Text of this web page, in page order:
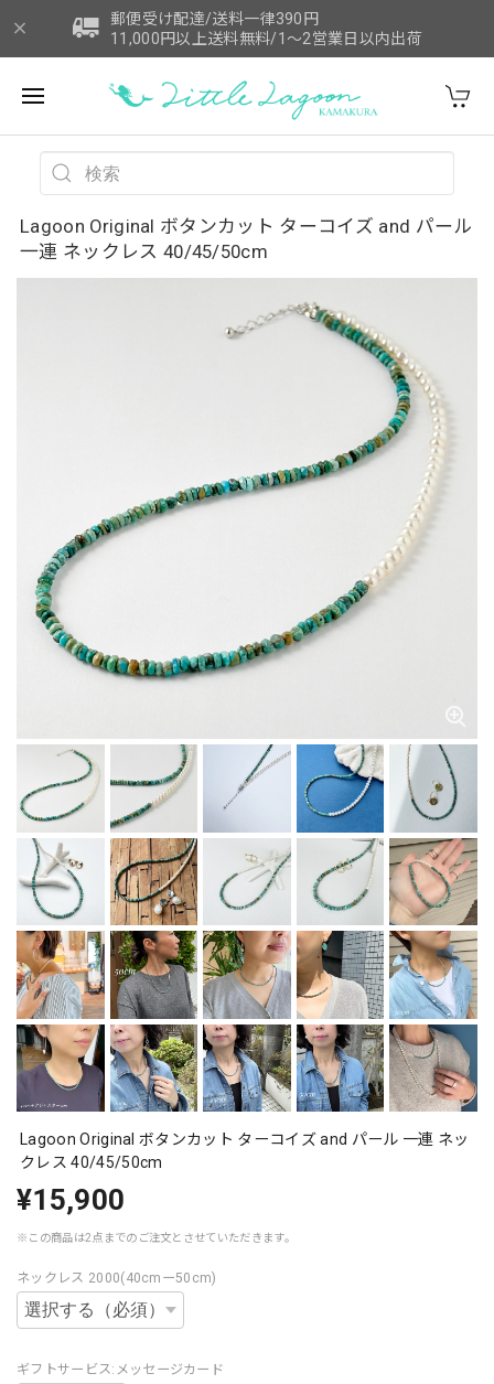
郵便受け配達/送料一律390円
11,000円以上送料無料/1～2営業日以内出荷
Lagoon Original ボタンカット ターコイズ and パール
一連 ネックレス 40/45/50cm
Lagoon Original ボタンカット ターコイズ and パール 一連 ネッ
クレス 40/45/50cm
¥15,900
※この商品は2点までのご注文とさせていただきます。
ネックレス 2000(40cmー50cm)
ギフトサービス:メッセージカード